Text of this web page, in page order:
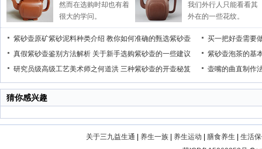
然而在选购时却也有着
很大的学问。
我们外行人只能看看其
外在的一些花纹。
紫砂壶原矿紫砂泥料种类介绍 教你如何准确的甄选紫砂壶
真假紫砂壶鉴别方法解析 关于新手选购紫砂壶的一些建议
研究员级高级工艺美术师之何道洪 三种紫砂壶的开壶秘笈
买一把好壶需要
紫砂壶泡茶的基
壶嘴的曲直制作
猜你感兴趣
关于三九益生通 养生一族| 养生运动 膳食养生
生活